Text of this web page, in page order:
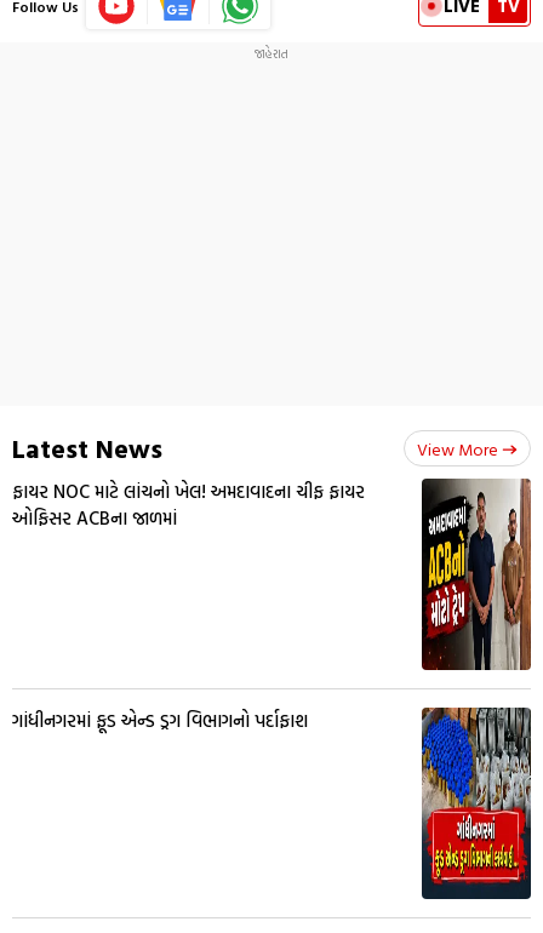
Follow Us LIVE TV
Latest News View More
ફાયર NOC માટે લાંચનો ખેલ! અમદાવાદના ચીફ ફાયર
ઓફિસર ACBના જાળમાં
ગાંધીનગરમાં ફૂડ એન્ડ ડ્રગ વિભાગનો પર્દાફાશ